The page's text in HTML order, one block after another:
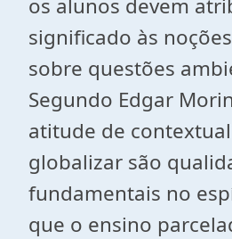
os alunos devem
significado às
sobre questões
Segundo Edgar
atitude de
globalizar são
fundamentais no
que o ensino